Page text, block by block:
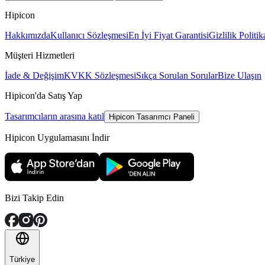
Hipicon
HakkımızdaKullanıcı SözleşmesiEn İyi Fiyat GarantisiGizlilik
Müşteri Hizmetleri
İade & DeğişimKVKK SözleşmesiSıkça Sorulan SorularBize Ulaşın
Hipicon'da Satış Yap
Tasarımcıların arasına katıl Hipicon Tasarımcı Paneli
Hipicon Uygulamasını İndir
Bizi Takip Edin
Türkiye